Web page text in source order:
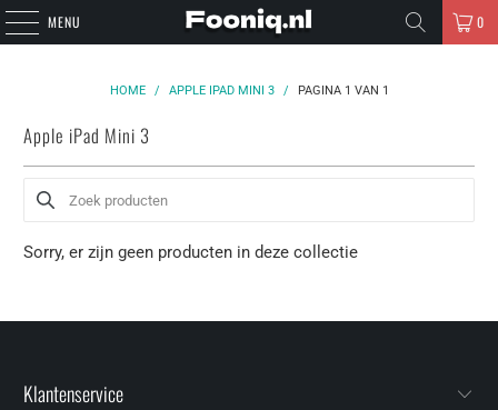
MENU 0
HOME / APPLE IPAD MINI 3 / PAGINA 1 VAN 1
Apple iPad Mini 3
Sorry, er zijn geen producten in deze collectie
Klantenservice